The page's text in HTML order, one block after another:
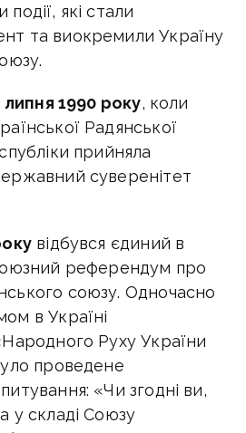
які стали
та виокремили Україну
липня 1990 року, коли
Радянської
прийняла
суверенітет
відбувся єдиний в
референдум про
союзу. Одночасно
в Україні
Руху України
проведене
«Чи згодні ви,
у складі Союзу